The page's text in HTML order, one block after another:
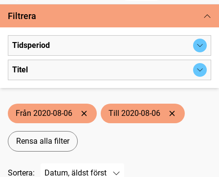
Filtrera
Tidsperiod
Titel
Från 2020-08-06 Till 2020-08-06
Rensa alla filter
Sortera: